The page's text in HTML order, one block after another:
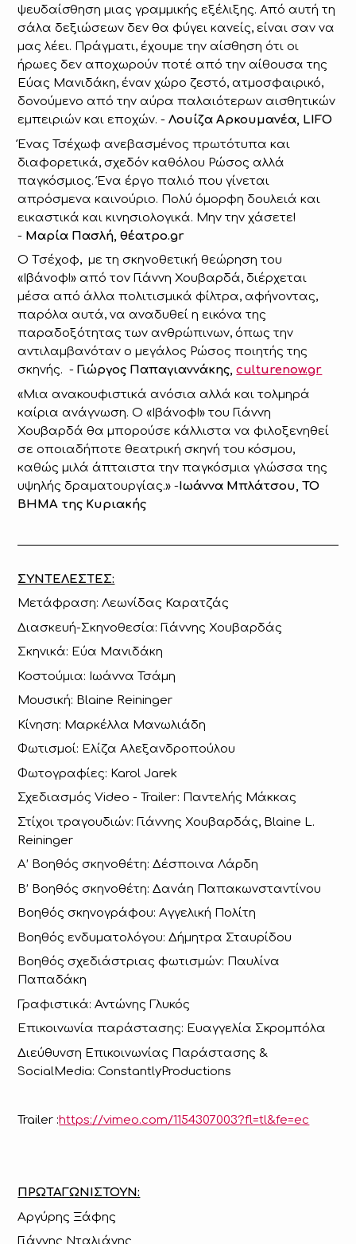
ψευδαίσθηση μιας γραμμικής εξέλιξης. Από αυτή τη
σάλα δεξιώσεων δεν θα φύγει κανείς, είναι σαν να
μας λέει. Πράγματι, έχουμε την αίσθηση ότι οι
ήρωες δεν αποχωρούν ποτέ από την αίθουσα της
Εύας Μανιδάκη, έναν χώρο ζεστό, ατμοσφαιρικό,
δονούμενο από την αύρα παλαιότερων αισθητικών
εμπειριών και εποχών. -Λουίζα Αρκουμανέα, LIFO
Ένας Τσέχωφ ανεβασμένος πρωτότυπα και
διαφορετικά, σχεδόν καθόλου Ρώσος αλλά
παγκόσμιος. Ένα έργο παλιό που γίνεται
απρόσμενα καινούριο. Πολύ όμορφη δουλειά και
εικαστικά και κινησιολογικά. Μην την χάσετε!
- Μαρία Πασλή, θέατρο.gr
Ο Tσέχοφ, με τη σκηνοθετική θεώρηση του
«Ιβάνοφ!» από τον Γιάννη Χουβαρδά, διέρχεται
μέσα από άλλα πολιτισμικά φίλτρα, αφήνοντας,
παρόλα αυτά, να αναδυθεί η εικόνα της
παραδοξότητας των ανθρώπινων, όπως την
αντιλαμβανόταν ο μεγάλος Ρώσος ποιητής της
σκηνής. -Γιώργος Παπαγιαννάκης,culturenow.gr
«Μια ανακουφιστικά ανόσια αλλά και τολμηρά
καίρια ανάγνωση. Ο «Ιβάνοφ!» του Γιάννη
Χουβαρδά θα μπορούσε κάλλιστα να φιλοξενηθεί
σε οποιαδήποτε θεατρική σκηνή του κόσμου,
καθώς μιλά άπταιστα την παγκόσμια γλώσσα της
υψηλής δραματουργίας.» -Ιωάννα Μπλάτσου, ΤΟ
ΒΗΜΑ της Κυριακής
ΣΥΝΤΕΛΕΣΤΕΣ:
Μετάφραση: Λεωνίδας Καρατζάς
Διασκευή-Σκηνοθεσία: Γιάννης Χουβαρδάς
Σκηνικά: Εύα Μανιδάκη
Κοστούμια: Ιωάννα Τσάμη
Μουσική: Blaine Reininger
Κίνηση: Μαρκέλλα Μανωλιάδη
Φωτισμοί: Ελίζα Αλεξανδροπούλου
Φωτογραφίες: Karol Jarek
Σχεδιασμός Video - Trailer: Παντελής Μάκκας
Στίχοι τραγουδιών: Γιάννης Χουβαρδάς, Blaine L.
Reininger
Α’ Βοηθός σκηνοθέτη: Δέσποινα Λάρδη
Β’ Βοηθός σκηνοθέτη: Δανάη Παπακωνσταντίνου
Βοηθός σκηνογράφου: Αγγελική Πολίτη
Βοηθός ενδυματολόγου: Δήμητρα Σταυρίδου
Βοηθός σχεδιάστριας φωτισμών: Παυλίνα
Παπαδάκη
Γραφιστικά: Αντώνης Γλυκός
Επικοινωνία παράστασης: Ευαγγελία Σκρομπόλα
Διεύθυνση Επικοινωνίας Παράστασης &
SocialMedia: ConstantlyProductions
Trailer :https://vimeo.com/1154307003?fl=tl&fe=ec
ΠΡΩΤΑΓΩΝΙΣΤΟΥΝ:
Αργύρης Ξάφης